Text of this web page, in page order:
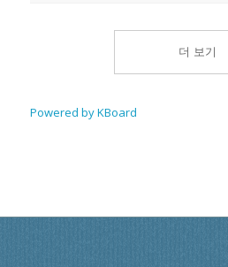
더 보기
Powered by KBoard